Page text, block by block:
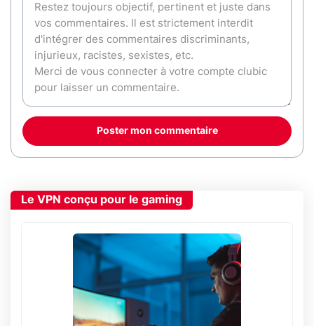
Poster mon commentaire
Le VPN conçu pour le gaming